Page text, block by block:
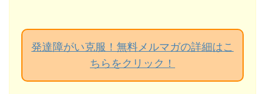
発達障がい克服！無料メルマガの詳細はこ
ちらをクリック！